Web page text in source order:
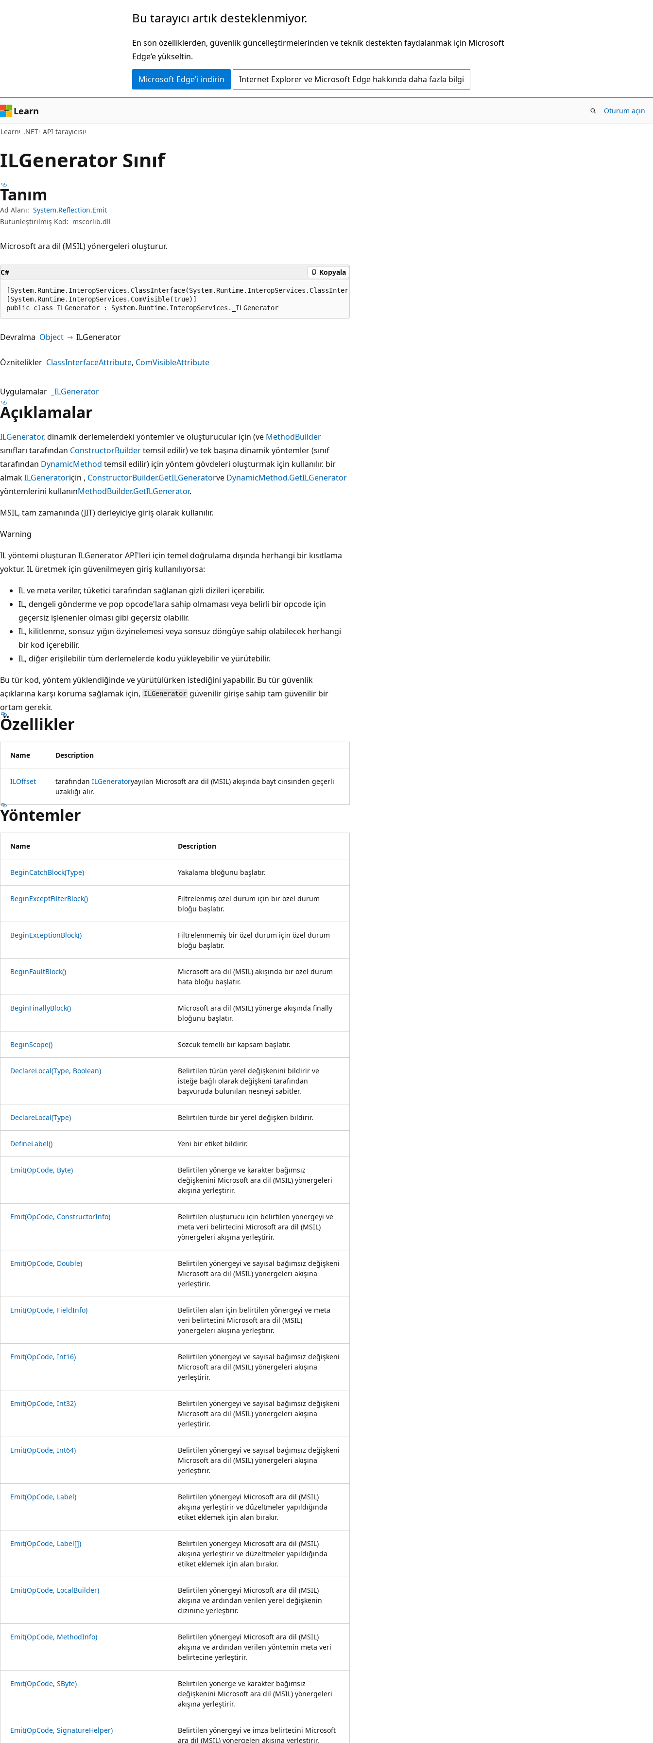
Bu tarayıcı artık desteklenmiyor.
En son özelliklerden, güvenlik güncelleştirmelerinden ve teknik destekten faydalanmak için Microsoft
Edge’e yükseltin.
Microsoft Edge'i indirin Internet Explorer ve Microsoft Edge hakkında daha fazla bilgi
Learn Oturum açın
Learn .NET API tarayıcısı
ILGenerator Sınıf
Tanım
Ad Alanı: System.Reflection.Emit
Bütünleştirilmiş Kod: mscorlib.dll
Microsoft ara dil (MSIL) yönergeleri oluşturur.
C# Kopyala
[System.Runtime.InteropServices.ClassInterface(System.Runtime.InteropServices.ClassInterfaceType.None)]
[System.Runtime.InteropServices.ComVisible(true)]
public class ILGenerator : System.Runtime.InteropServices._ILGenerator
Devralma Object ILGenerator
Öznitelikler ClassInterfaceAttribute ComVisibleAttribute
Uygulamalar _ILGenerator
Açıklamalar
ILGenerator, dinamik derlemelerdeki yöntemler ve oluşturucular için (ve MethodBuilder
sınıfları tarafından ConstructorBuildertemsil edilir) ve tek başına dinamik yöntemler (sınıf
tarafından DynamicMethod temsil edilir) için yöntem gövdeleri oluşturmak için kullanılır. bir
almakILGeneratoriçin , ConstructorBuilder.GetILGeneratorve DynamicMethod.GetILGenerator
yöntemlerini kullanınMethodBuilder.GetILGenerator.
MSIL, tam zamanında (JIT) derleyiciye giriş olarak kullanılır.
Warning
IL yöntemi oluşturan ILGenerator API'leri için temel doğrulama dışında herhangi bir kısıtlama
yoktur. IL üretmek için güvenilmeyen giriş kullanılıyorsa:
IL ve meta veriler, tüketici tarafından sağlanan gizli dizileri içerebilir.
IL, dengeli gönderme ve pop opcode'lara sahip olmaması veya belirli bir opcode için
geçersiz işlenenler olması gibi geçersiz olabilir.
IL, kilitlenme, sonsuz yığın özyinelemesi veya sonsuz döngüye sahip olabilecek herhangi
bir kod içerebilir.
IL, diğer erişilebilir tüm derlemelerde kodu yükleyebilir ve yürütebilir.
Bu tür kod, yöntem yüklendiğinde ve yürütülürken istediğini yapabilir. Bu tür güvenlik
açıklarına karşı koruma sağlamak için, ILGenerator güvenilir girişe sahip tam güvenilir bir
ortam gerekir.
Özellikler
Name Description
ILOffset tarafından ILGeneratoryayılan Microsoft ara dil (MSIL) akışında bayt cinsinden geçerli
uzaklığı alır.
Yöntemler
Name Description
BeginCatchBlock(Type) Yakalama bloğunu başlatır.
BeginExceptFilterBlock()
Filtrelenmiş özel durum için bir özel durum
bloğu başlatır.
BeginExceptionBlock()
Filtrelenmemiş bir özel durum için özel durum
bloğu başlatır.
BeginFaultBlock()
Microsoft ara dil (MSIL) akışında bir özel durum
hata bloğu başlatır.
BeginFinallyBlock()
Microsoft ara dil (MSIL) yönerge akışında finally
bloğunu başlatır.
BeginScope() Sözcük temelli bir kapsam başlatır.
DeclareLocal(Type, Boolean)
Belirtilen türün yerel değişkenini bildirir ve
isteğe bağlı olarak değişkeni tarafından
başvuruda bulunılan nesneyi sabitler.
DeclareLocal(Type) Belirtilen türde bir yerel değişken bildirir.
DefineLabel() Yeni bir etiket bildirir.
Emit(OpCode, Byte)
Belirtilen yönerge ve karakter bağımsız
değişkenini Microsoft ara dil (MSIL) yönergeleri
akışına yerleştirir.
Emit(OpCode, ConstructorInfo)
Belirtilen oluşturucu için belirtilen yönergeyi ve
meta veri belirtecini Microsoft ara dil (MSIL)
yönergeleri akışına yerleştirir.
Emit(OpCode, Double)
Belirtilen yönergeyi ve sayısal bağımsız değişkeni
Microsoft ara dil (MSIL) yönergeleri akışına
yerleştirir.
Emit(OpCode, FieldInfo)
Belirtilen alan için belirtilen yönergeyi ve meta
veri belirtecini Microsoft ara dil (MSIL)
yönergeleri akışına yerleştirir.
Emit(OpCode, Int16)
Belirtilen yönergeyi ve sayısal bağımsız değişkeni
Microsoft ara dil (MSIL) yönergeleri akışına
yerleştirir.
Emit(OpCode, Int32)
Belirtilen yönergeyi ve sayısal bağımsız değişkeni
Microsoft ara dil (MSIL) yönergeleri akışına
yerleştirir.
Emit(OpCode, Int64)
Belirtilen yönergeyi ve sayısal bağımsız değişkeni
Microsoft ara dil (MSIL) yönergeleri akışına
yerleştirir.
Emit(OpCode, Label)
Belirtilen yönergeyi Microsoft ara dil (MSIL)
akışına yerleştirir ve düzeltmeler yapıldığında
etiket eklemek için alan bırakır.
Emit(OpCode, Label[])
Belirtilen yönergeyi Microsoft ara dil (MSIL)
akışına yerleştirir ve düzeltmeler yapıldığında
etiket eklemek için alan bırakır.
Emit(OpCode, LocalBuilder)
Belirtilen yönergeyi Microsoft ara dil (MSIL)
akışına ve ardından verilen yerel değişkenin
dizinine yerleştirir.
Emit(OpCode, MethodInfo)
Belirtilen yönergeyi Microsoft ara dil (MSIL)
akışına ve ardından verilen yöntemin meta veri
belirtecine yerleştirir.
Emit(OpCode, SByte)
Belirtilen yönerge ve karakter bağımsız
değişkenini Microsoft ara dil (MSIL) yönergeleri
akışına yerleştirir.
Emit(OpCode, SignatureHelper)
Belirtilen yönergeyi ve imza belirtecini Microsoft
ara dil (MSIL) yönergeleri akışına yerleştirir.